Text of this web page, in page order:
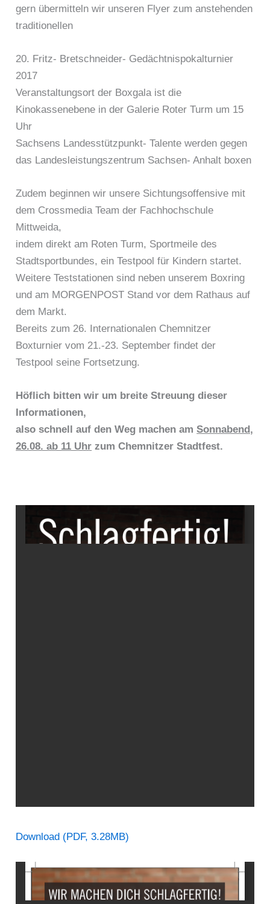
gern übermitteln wir unseren Flyer zum anstehenden
traditionellen
20. Fritz- Bretschneider- Gedächtnispokalturnier
2017
Veranstaltungsort der Boxgala ist die
Kinokassenebene in der Galerie Roter Turm um 15
Uhr
Sachsens Landesstützpunkt- Talente werden gegen
das Landesleistungszentrum Sachsen- Anhalt boxen
Zudem beginnen wir unsere Sichtungsoffensive mit
dem Crossmedia Team der Fachhochschule
Mittweida,
indem direkt am Roten Turm, Sportmeile des
Stadtsportbundes, ein Testpool für Kindern startet.
Weitere Teststationen sind neben unserem Boxring
und am MORGENPOST Stand vor dem Rathaus auf
dem Markt.
Bereits zum 26. Internationalen Chemnitzer
Boxturnier vom 21.-23. September findet der
Testpool seine Fortsetzung.
Höflich bitten wir um breite Streuung dieser
Informationen,
also schnell auf den Weg machen amSonnabend,
26.08. ab 11 Uhr zum Chemnitzer Stadtfest.
Download (PDF, 3.28MB)